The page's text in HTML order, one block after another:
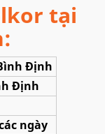
tại
Định
Định
ngày